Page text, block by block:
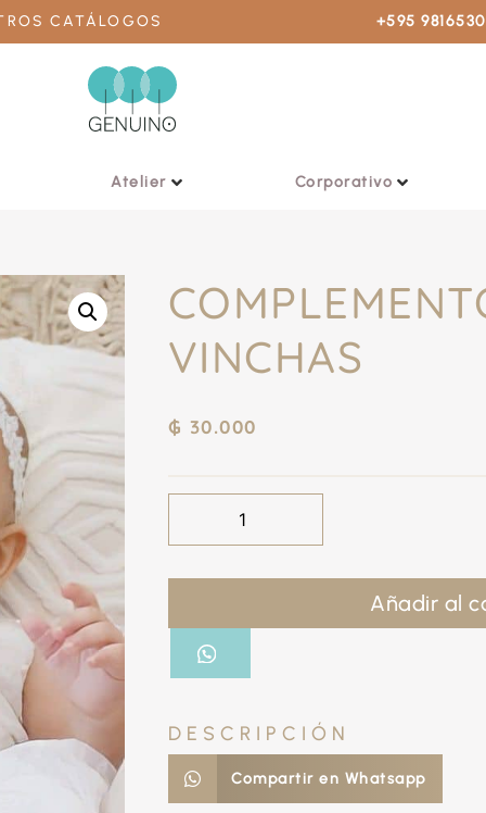
CATÁLOGOS +595
Atelier Corporativo
VINCHAS
₲ 30.000
Añadir al
DESCRIPCIÓN
Compartir en Whatsapp